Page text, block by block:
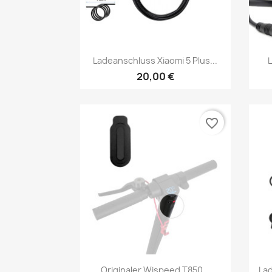
Vorschau
Ladeanschluss Xiaomi 5 Plus...
20,00 €
Vorschau
favorite_border